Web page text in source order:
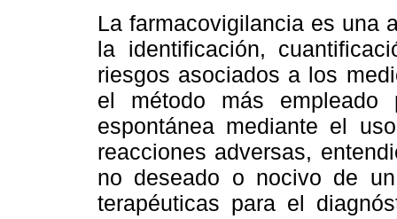
La farmacovigilancia es una
la identificación,
riesgos asociados a los
el método más
espontánea mediante el
reacciones adversas,
no deseado o nocivo de
terapéuticas para el